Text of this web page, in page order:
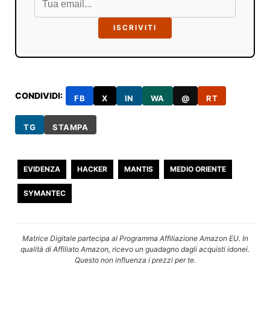
ISCRIVITI
CONDIVIDI: FB X IN WA @ RT
TG STAMPA
EVIDENZA HACKER MANTIS MEDIO ORIENTE
SYMANTEC
Matrice Digitale partecipa al Programma Affiliazione Amazon EU. In
qualità di Affiliato Amazon, ricevo un guadagno dagli acquisti idonei.
Questo non influenza i prezzi per te.